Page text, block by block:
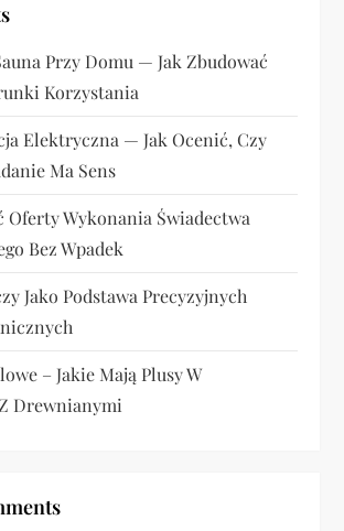
Przy Domu — Jak Zbudować
Korzystania
Elektryczna — Jak Ocenić, Czy
Ma Sens
Oferty Wykonania Świadectwa
Bez Wpadek
Jako Podstawa Precyzyjnych
– Jakie Mają Plusy W
Drewnianymi